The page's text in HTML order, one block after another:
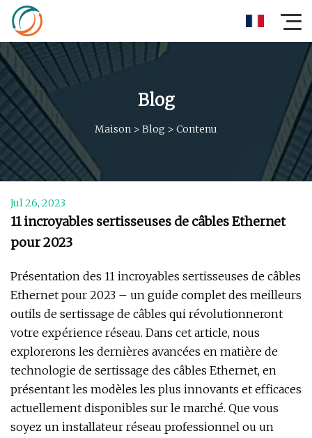
Blog
Maison > Blog > Contenu
Jul 26, 2023
11 incroyables sertisseuses de câbles Ethernet
pour 2023
Présentation des 11 incroyables sertisseuses de câbles
Ethernet pour 2023 – un guide complet des meilleurs
outils de sertissage de câbles qui révolutionneront
votre expérience réseau. Dans cet article, nous
explorerons les dernières avancées en matière de
technologie de sertissage des câbles Ethernet, en
présentant les modèles les plus innovants et efficaces
actuellement disponibles sur le marché. Que vous
soyez un installateur réseau professionnel ou un